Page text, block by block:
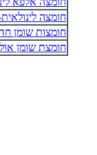
חומצה
חומצות שומן חד
חומצת שומן